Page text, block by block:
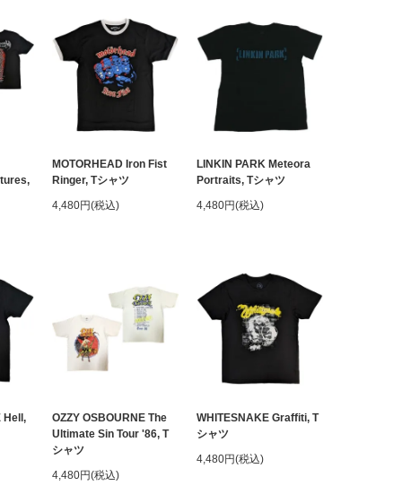
MOTORHEAD Iron Fist
Ringer, Tシャツ
4,480円(税込)
LINKIN PARK Meteora
Portraits, Tシャツ
4,480円(税込)
Hell,
OZZY OSBOURNE The
Ultimate Sin Tour '86, T
シャツ
4,480円(税込)
WHITESNAKE Graffiti, T
シャツ
4,480円(税込)